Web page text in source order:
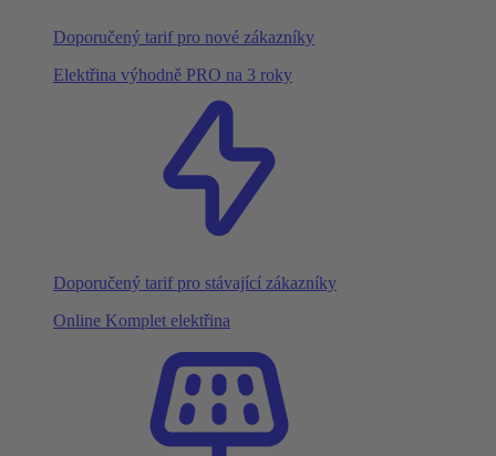
Doporučený tarif pro nové zákazníky
Elektřina výhodně PRO na 3 roky
Doporučený tarif pro stávající zákazníky
Online Komplet elektřina